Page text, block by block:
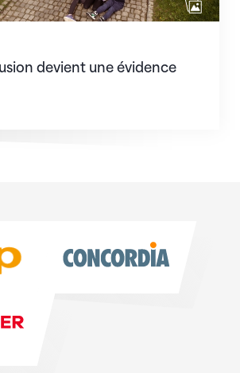
devient une évidence